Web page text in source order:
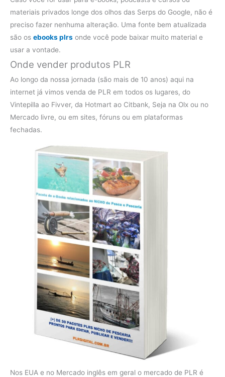
materiais privados longe dos olhos das Serps do Google, não é
preciso fazer nenhuma alteração. Uma fonte bem atualizada
são os ebooks plrs onde você pode baixar muito material e
usar a vontade.
Onde vender produtos PLR
Ao longo da nossa jornada (são mais de 10 anos) aqui na
internet já vimos venda de PLR em todos os lugares, do
Vintepilla ao Fivver, da Hotmart ao Citbank, Seja na Olx ou no
Mercado livre, ou em sites, fóruns ou em plataformas
fechadas.
Nos EUA e no Mercado inglês em geral o mercado de PLR é